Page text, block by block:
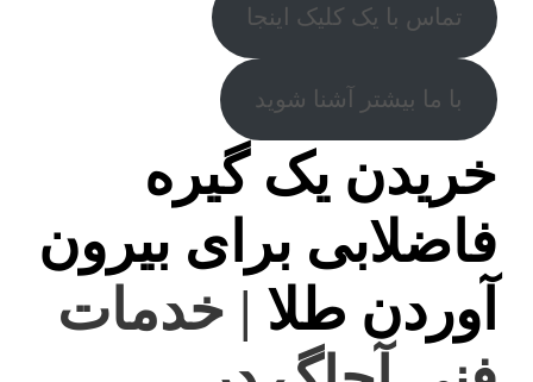
تماس با یک کلیک اینجا
با ما بیشتر آشنا شوید
خریدن یک گیره
فاضلابی برای بیرون
آوردن طلا | خدمات